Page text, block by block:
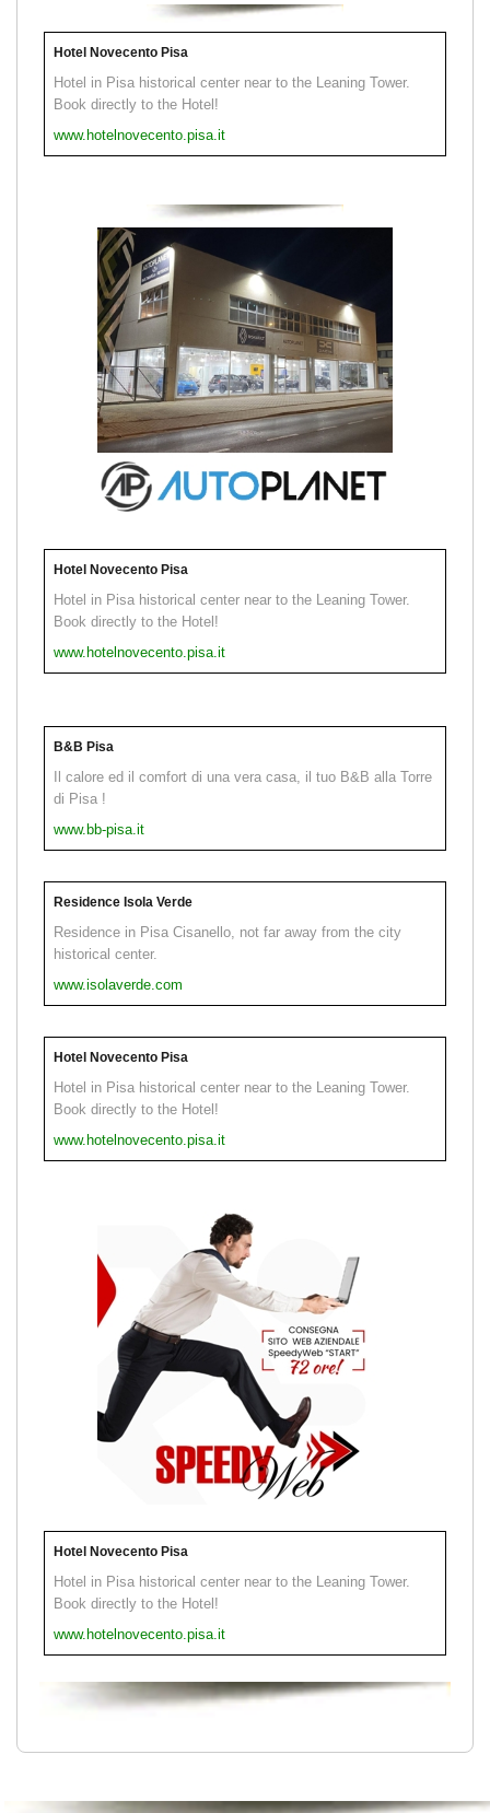
Hotel Novecento Pisa
Hotel in Pisa historical center near to the Leaning Tower.
Book directly to the Hotel!
www.hotelnovecento.pisa.it
Hotel Novecento Pisa
Hotel in Pisa historical center near to the Leaning Tower.
Book directly to the Hotel!
www.hotelnovecento.pisa.it
B&B Pisa
Il calore ed il comfort di una vera casa, il tuo B&B alla Torre
di Pisa !
www.bb-pisa.it
Residence Isola Verde
Residence in Pisa Cisanello, not far away from the city
historical center.
www.isolaverde.com
Hotel Novecento Pisa
Hotel in Pisa historical center near to the Leaning Tower.
Book directly to the Hotel!
www.hotelnovecento.pisa.it
Hotel Novecento Pisa
Hotel in Pisa historical center near to the Leaning Tower.
Book directly to the Hotel!
www.hotelnovecento.pisa.it